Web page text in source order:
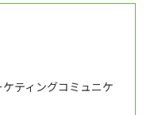
ティングコミュニケ